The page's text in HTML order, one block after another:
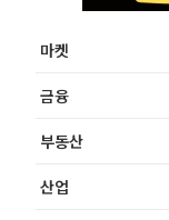
마켓
금융
부동산
산업